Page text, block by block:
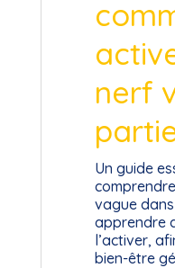
nerf
Un guide
vague
apprendre
l’activer,
bien-être